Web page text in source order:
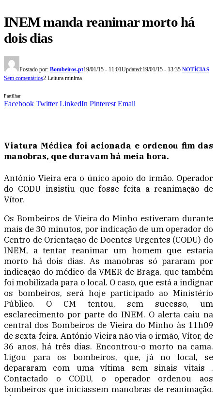
INEM manda reanimar morto há
dois dias
Postado por: Bombeiros.pt19/01/15 - 11:01Updated:19/01/15 - 13:35 NOTÍCIAS
Sem comentários2 Leitura mínima
Partilhar
Facebook Twitter LinkedIn Pinterest Email
Viatura Médica foi acionada e ordenou fim das
manobras, que duravam há meia hora.
António Vieira era o único apoio do irmão. Operador
do CODU insistiu que fosse feita a reanimação de
Vítor.
Os Bombeiros de Vieira do Minho estiveram durante
mais de 30 minutos, por indicação de um operador do
Centro de Orientação de Doentes Urgentes (CODU) do
INEM, a tentar reanimar um homem que estaria
morto há dois dias. As manobras só pararam por
indicação do médico da VMER de Braga, que também
foi mobilizada para o local. O caso, que está a indignar
os bombeiros, será hoje participado ao Ministério
Público. O CM tentou, sem sucesso, um
esclarecimento por parte do INEM. O alerta caiu na
central dos Bombeiros de Vieira do Minho às 11h09
de sexta-feira. António Vieira não via o irmão, Vítor, de
36 anos, há três dias. Encontrou-o morto na cama.
Ligou para os bombeiros, que, já no local, se
depararam com uma vítima sem sinais vitais .
Contactado o CODU, o operador ordenou aos
bombeiros que iniciassem manobras de reanimação.